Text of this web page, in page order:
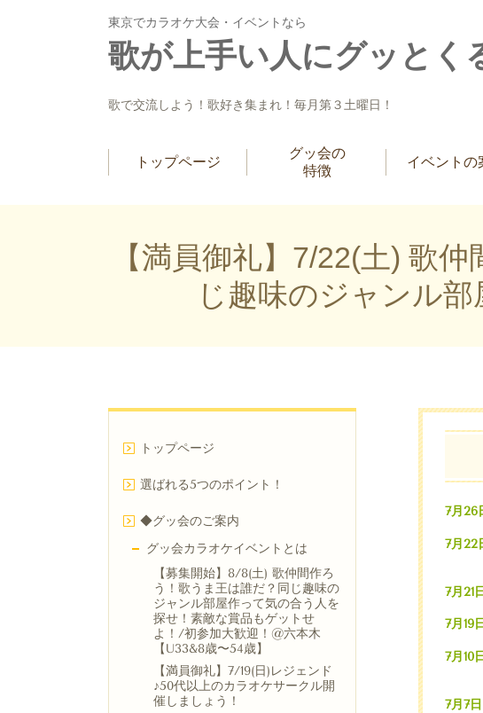
東京でカラオケ大会・イベントなら
歌が上手い人にグッとく
歌で交流しよう！歌好き集まれ！毎月第３土曜日！
トップページ
グッ会の
特徴
イベントの
【満員御礼】7/22(土) 歌
じ趣味のジャンル
7月26
7月22
7月21
7月19
7月10
7月7
トップページ
選ばれる5つのポイント！
◆グッ会のご案内
グッ会カラオケイベントとは
【募集開始】8/8(土) 歌仲間作ろ
う！歌うま王は誰だ？同じ趣味の
ジャンル部屋作って気の合う人を
探せ！素敵な賞品もゲットせ
よ！/初参加大歓迎！@六本木
【U33&8歳〜54歳】
【満員御礼】7/19(日)レジェンド
♪50代以上のカラオケサークル開
催しましょう！